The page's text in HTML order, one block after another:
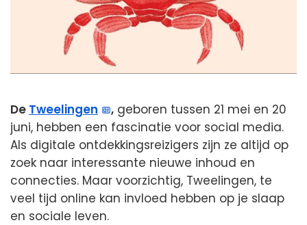
De Tweelingen , geboren tussen 21 mei en 20
juni, hebben een fascinatie voor social media.
Als digitale ontdekkingsreizigers zijn ze altijd op
zoek naar interessante nieuwe inhoud en
connecties. Maar voorzichtig, Tweelingen, te
veel tijd online kan invloed hebben op je slaap
en sociale leven.